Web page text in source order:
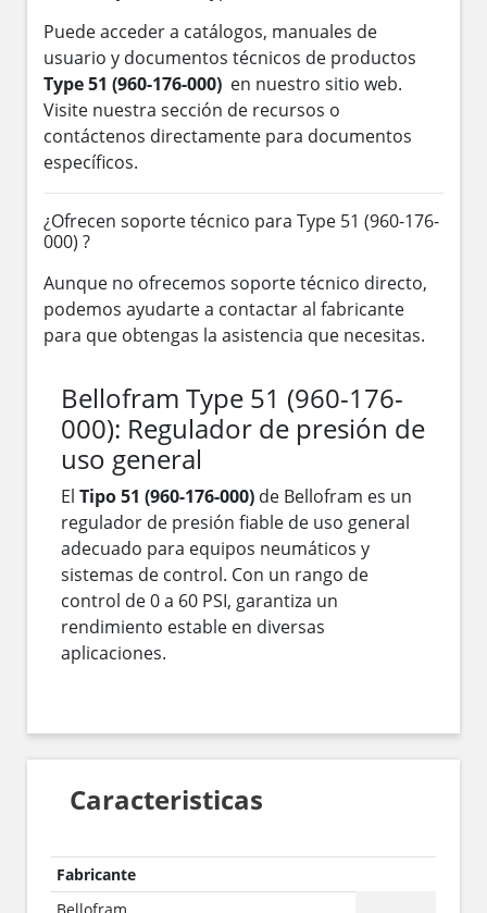
Puede acceder a catálogos, manuales de
usuario y documentos técnicos de productos
Type 51 (960-176-000) en nuestro sitio web.
Visite nuestra sección de recursos o
contáctenos directamente para documentos
específicos.
¿Ofrecen soporte técnico para Type 51 (960-176-
000) ?
Aunque no ofrecemos soporte técnico directo,
podemos ayudarte a contactar al fabricante
para que obtengas la asistencia que necesitas.
Bellofram Type 51 (960-176-
000): Regulador de presión de
uso general
El Tipo 51 (960-176-000) de Bellofram es un
regulador de presión fiable de uso general
adecuado para equipos neumáticos y
sistemas de control. Con un rango de
control de 0 a 60 PSI, garantiza un
rendimiento estable en diversas
aplicaciones.
Caracteristicas
Fabricante